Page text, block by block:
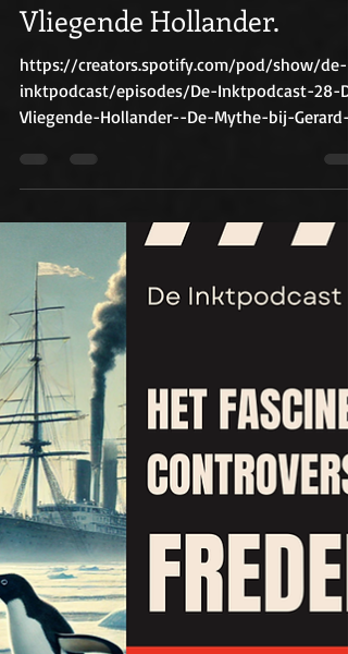
1 mei 2025
De inktpodcast 28: De
Vliegende Hollander.
https://creators.spotify.com/pod/show/de-
inktpodcast/episodes/De-Inktpodcast-28-
Vliegende-Hollander--De-Mythe-bij-Gerard-
Reve--Jef-Las...